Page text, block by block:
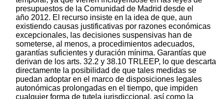
presupuestos de la Comunidad de Madrid desde el
año 2012. El recurso insiste en la idea de que, aun
existiendo causas justificativas por razones económicas
excepcionales, las decisiones suspensivas han de
someterse, al menos, a procedimientos adecuados,
garantías suficientes y duración mínima. Garantías que
derivan de los arts. 32.2 y 38.10 TRLEEP, lo que descarta
directamente la posibilidad de que tales medidas se
puedan adoptar en el marco de disposiciones legales
autonómicas prolongadas en el tiempo, que impiden
cualquier forma de tutela jurisdiccional, así como la